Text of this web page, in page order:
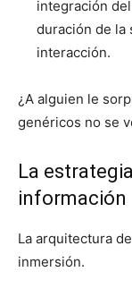
integración
duración de la
interacción.
¿A alguien le
genéricos no se
La
información
La arquitectura
inmersión.